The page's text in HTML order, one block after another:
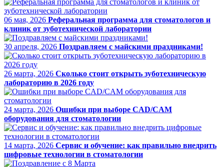
06 мая, 2026 Реферальная программа для стоматологов и
клиник от зуботехнической лаборатории
30 апреля, 2026 Поздравляем с майскими праздниками!
26 марта, 2026 Сколько стоит открыть зуботехническую
лабораторию в 2026 году
24 марта, 2026 Ошибки при выборе CAD/CAM
оборудования для стоматологии
14 марта, 2026 Сервис и обучение: как правильно внедрить
цифровые технологии в стоматологии